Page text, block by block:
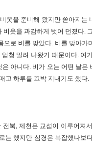
옷을 준비해 왔지만 쏟아지는
비옷을 과감하게 벗어 던졌다.
으로 비를 맞았다. 비를 맞아가
청 밀려 나왔기 때문이다. 여
아니다. 비가 오는 어떤 날은
고 하루를 꼬박 지내기도 했다.
북, 제천은 교섭이 이루어져
는 했지만 심경은 복잡했나보